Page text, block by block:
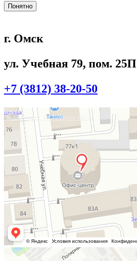
Понятно
г. Омск
ул. Учебная 79, пом. 25П
+7 (3812) 38-20-50
Омск
Учебная улица, 86 — Яндекс.Карты
Москва